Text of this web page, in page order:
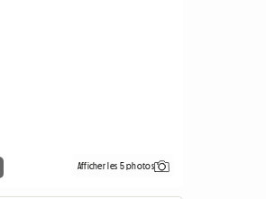
Afficher les 5 photos